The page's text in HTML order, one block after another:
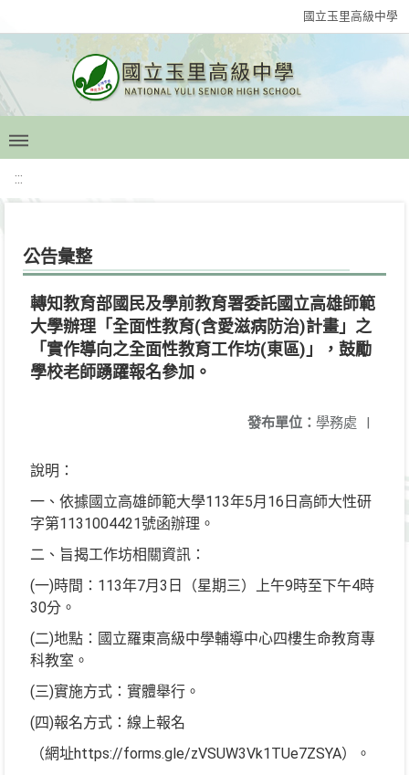
國立玉里高級中學
:::
公告彙整
轉知教育部國民及學前教育署委託國立高雄師範
大學辦理「全面性教育(含愛滋病防治)計畫」之
「實作導向之全面性教育工作坊(東區)」，鼓勵
學校老師踴躍報名參加。
發布單位： 學務處 |
說明：
一、依據國立高雄師範大學113年5月16日高師大性研
字第1131004421號函辦理。
二、旨揭工作坊相關資訊：
(一)時間：113年7月3日（星期三）上午9時至下午4時
30分。
(二)地點：國立羅東高級中學輔導中心四樓生命教育專
科教室。
(三)實施方式：實體舉行。
(四)報名方式：線上報名
（網址https://forms.gle/zVSUW3Vk1TUe7ZSYA）。